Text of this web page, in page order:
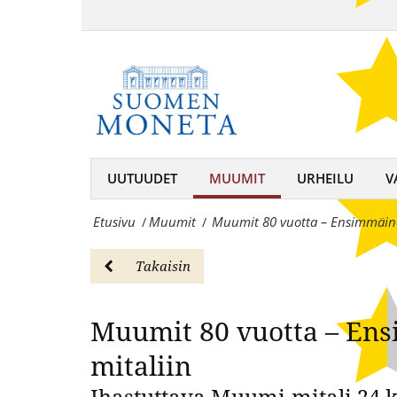
vuotta
Ensimmäinen
muumitarina
ikuistettuna
kullattuun
mitaliin
MuumitSuomen
Moneta
–
UUTUUDET MUUMIT URHEILU
Etusivu /Muumit / Muumit 80 vuotta –
Takaisin
Muumit 80 vuotta –
mitaliin
Muumit 80 vuotta –
mitaliin
Moneta
kumppani,
ja
mitaleiden